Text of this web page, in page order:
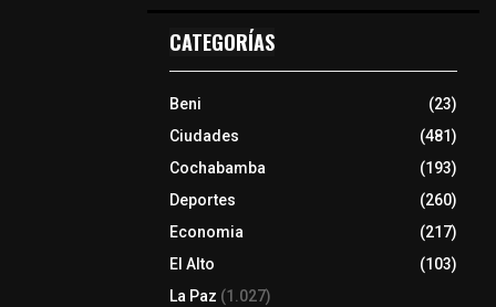
CATEGORÍAS
Beni
(23)
Ciudades
(481)
Cochabamba
(193)
Deportes
(260)
Economia
(217)
El Alto
(103)
La Paz (1.027)